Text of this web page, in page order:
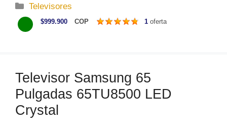
C
a
t
r
í
a
s
Televisores
$999.900 COP 1 oferta
Televisor Samsung 65
Pulgadas 65TU8500 LED
Crystal